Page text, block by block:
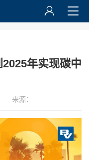
年实现碳中
来源：